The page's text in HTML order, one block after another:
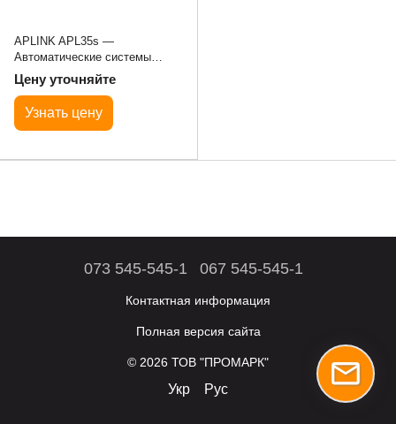
APLINK APL35s —
Автоматические системы
печати и нанесения этикеток
Цену уточняйте
Узнать цену
073 545-545-1 067 545-545-1
Контактная информация
Полная версия сайта
© 2026 ТОВ "ПРОМАРК"
Укр Рус